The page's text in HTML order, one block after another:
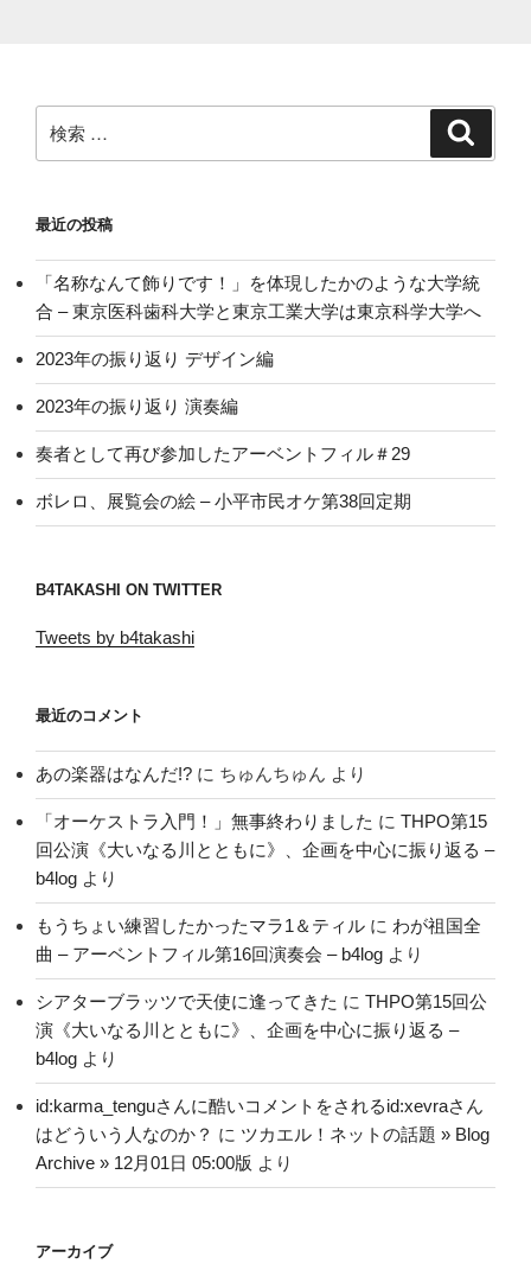
索:
最近の投稿
「名称なんて飾りです！」を体現したかのような大学統
合 – 東京医科歯科大学と東京工業大学は東京科学大学へ
2023年の振り返り デザイン編
2023年の振り返り 演奏編
奏者として再び参加したアーベントフィル＃29
ボレロ、展覧会の絵 – 小平市民オケ第38回定期
B4TAKASHI ON TWITTER
Tweets by b4takashi
最近のコメント
あの楽器はなんだ!? に ちゅんちゅん より
「オーケストラ入門！」無事終わりました に THPO第15
回公演《大いなる川とともに》、企画を中心に振り返る –
b4log より
もうちょい練習したかったマラ1＆ティル に わが祖国全
曲 – アーベントフィル第16回演奏会 – b4log より
シアターブラッツで天使に逢ってきた に THPO第15回公
演《大いなる川とともに》、企画を中心に振り返る –
b4log より
id:karma_tenguさんに酷いコメントをされるid:xevraさん
はどういう人なのか？ に ツカエル！ネットの話題 » Blog
Archive » 12月01日 05:00版 より
アーカイブ